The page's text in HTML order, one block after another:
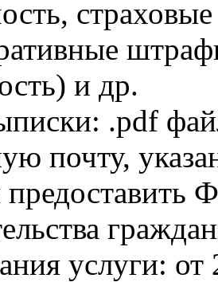
и др.
.pdf
почту,
услуги: от